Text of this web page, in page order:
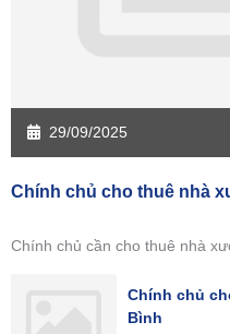
29/09/2025
Chính chủ cho thuê nhà
Chính chủ cần cho thuê nhà
Chính chủ
Bình